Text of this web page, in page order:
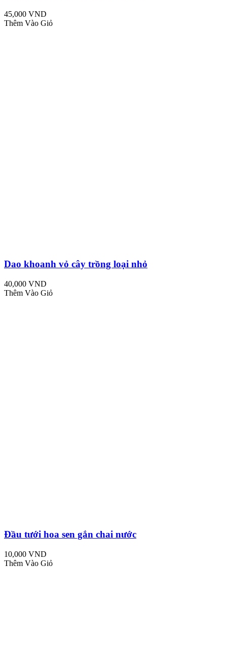
45,000 VND
Thêm Vào Giỏ
Dao khoanh vỏ cây trồng loại nhỏ
40,000 VND
Thêm Vào Giỏ
Đầu tưới hoa sen gắn chai nước
10,000 VND
Thêm Vào Giỏ